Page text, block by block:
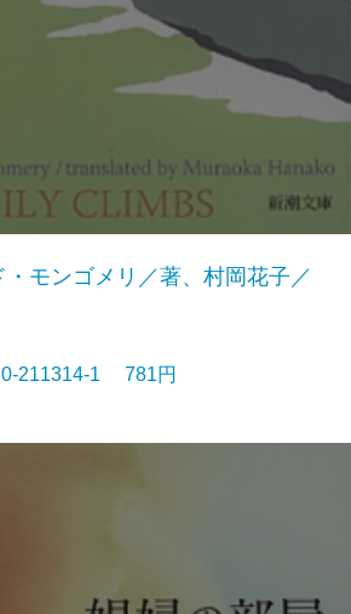
モンゴメリ／著、村岡花子／
211314-1 781円